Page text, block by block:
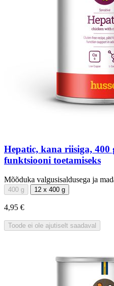
Hepatic, kana riisiga, 400
funktsiooni toetamiseks
Mõõduka valgusisaldusega ja
400 g 12 x 400 g
4,95 €
Toode ei ole ajutiselt saadaval